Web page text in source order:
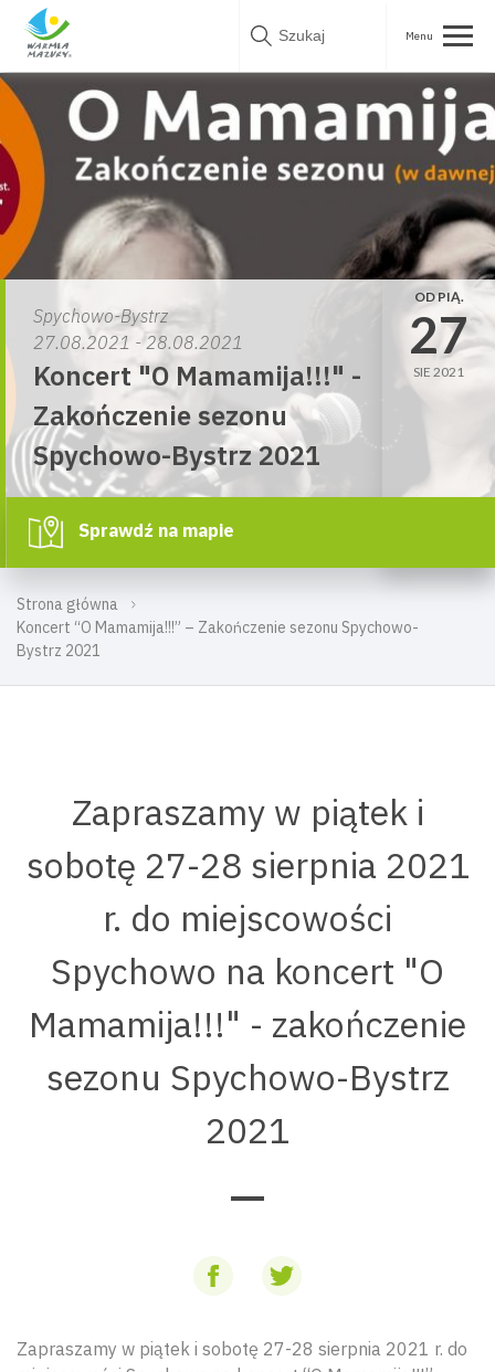
Skip
Strona główna
Koncert “O Mamamija!!!” – Zakończenie sezonu Spychowo-
Bystrz 2021
Spychowo-Bystrz
27.08.2021 - 28.08.2021
Koncert "O Mamamija!!!" -
Zakończenie sezonu
Spychowo-Bystrz 2021
OD PIĄ.
27
SIE 2021
Sprawdź na mapie
Zapraszamy w piątek i
sobotę 27-28 sierpnia 2021
r. do miejscowości
Spychowo na koncert "O
Mamamija!!!" - zakończenie
sezonu Spychowo-Bystrz
2021
Zapraszamy w piątek i sobotę 27-28 sierpnia 2021 r. do